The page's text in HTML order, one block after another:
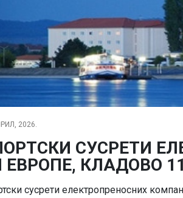
2026.
СУСРЕТИ
ЕВРОПЕ, КЛАДОВО
сусрети електропреносних